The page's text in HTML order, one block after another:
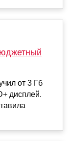
от 3 Гб
дисплей.